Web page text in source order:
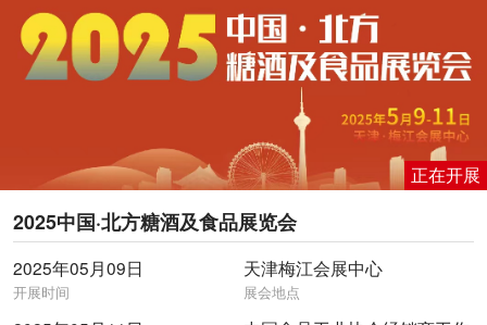
正在开展
2025中国·北方糖酒及食品展览会
2025年05月09日
开展时间
天津梅江会展中心
展会地点